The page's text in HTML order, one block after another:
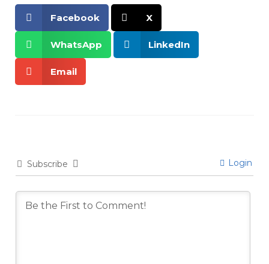
Facebook X
WhatsApp LinkedIn
Email
Subscribe Login